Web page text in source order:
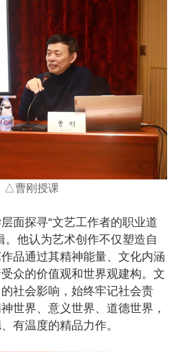
△曹刚授课
面探寻“文艺工作者的职业道
。他认为艺术创作不仅塑造自
品通过其精神能量、文化内涵
众的价值观和世界观建构。文
社会影响，始终牢记社会责
世界、意义世界、道德世界，
有温度的精品力作。